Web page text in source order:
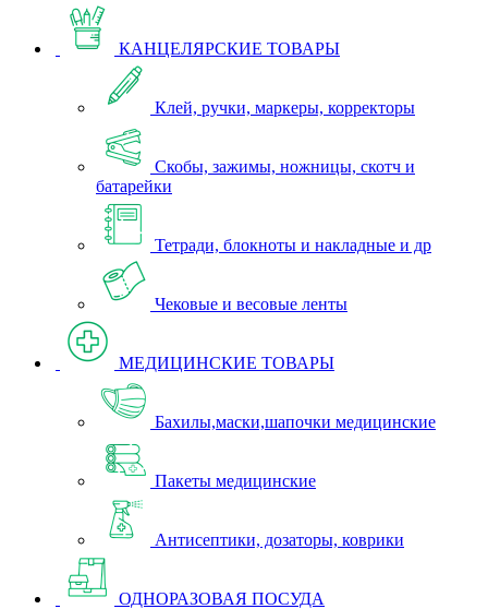
КАНЦЕЛЯРСКИЕ ТОВАРЫ
Клей, ручки, маркеры, корректоры
Скобы, зажимы, ножницы, скотч и
батарейки
Тетради, блокноты и накладные и др
Чековые и весовые ленты
МЕДИЦИНСКИЕ ТОВАРЫ
Бахилы,маски,шапочки медицинские
Пакеты медицинские
Антисептики, дозаторы, коврики
ОДНОРАЗОВАЯ ПОСУДА